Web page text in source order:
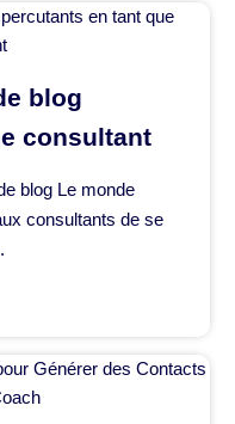
blog
consultant
blog Le monde
consultants de se